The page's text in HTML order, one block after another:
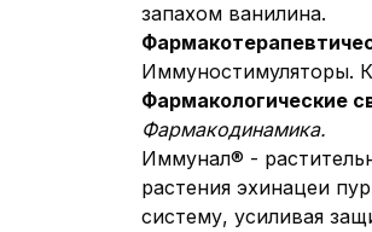
запахом ванилина.
Иммуностимуляторы.
Фармакологические
Фармакодинамика.
Иммунал® -
растения эхинацеи
систему, усиливая